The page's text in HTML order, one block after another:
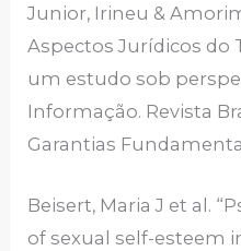
Junior, Irineu &
Aspectos Jurídicos do
um estudo sob
Informação. Revista
Garantias
Beisert, Maria J et al.
of sexual self-esteem